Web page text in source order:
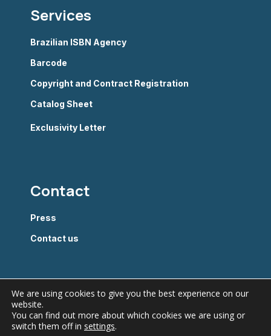
Services
Brazilian ISBN Agency
Barcode
Copyright and Contract Registration
Catalog Sheet
Exclusivity Letter
Contact
Press
Contact us
We are using cookies to give you the best experience on our
website.
You can find out more about which cookies we are using or
switch them off in settings.